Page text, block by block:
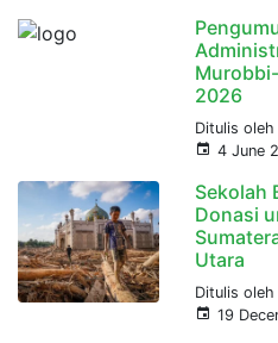
2026
Ditulis
4 June
Sekolah
Donasi
Utara
Ditulis
19